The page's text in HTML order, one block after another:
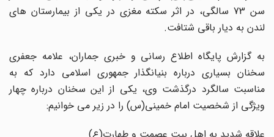
سن 73 سالگی، در اثر سکته مغزی در یکی از بیمارستان های
لندن به دیار باقی شتافت.
به گزارش پایگاه اطلاع رسانی و خبری جماران، علامه جعفری
سخنان بسیاری درباره بنیانگذار جمهوری اسلامی دارد که به
مناسبت سالگرد درگذشت وی، یکی از این سخنان درباره چهار
ویژگی از شخصیت امام خمینی(س) را در زیر می خوانیم: